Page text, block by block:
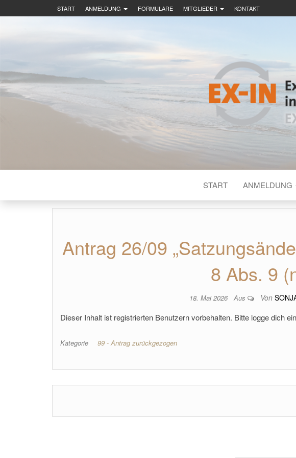
START ANMELDUNG FORMULARE MITGLIEDER KONTAKT
EX-IN
START ANMELDUNG
Antrag 26/09
8 Abs. 9
18. Mai 2026 Aus Von
Dieser Inhalt ist registrierten Benutzern vorbehalten. Bitte logge dich
Kategorie 99 - Antrag zurückgezogen